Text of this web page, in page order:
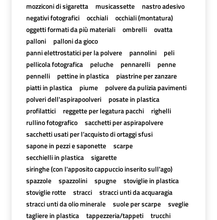
mozziconi di sigaretta
musicassette
nastro adesivo
negativi fotografici
occhiali
occhiali (montatura)
oggetti formati da più materiali
ombrelli
ovatta
palloni
palloni da gioco
panni elettrostatici per la polvere
pannolini
peli
pellicola fotografica
peluche pennarelli
penne
pennelli
pettine in plastica
piastrine per zanzare
piatti in plastica
piume
polvere da pulizia pavimenti
polveri dell'aspirapoolveri
posate in plastica
profilattici
reggette per legatura pacchi
righelli
rullino fotografico
sacchetti per aspirapolvere
sacchetti usati per l’acquisto di ortaggi sfusi
sapone in pezzi e saponette
scarpe
secchielli in plastica
sigarette
siringhe (con l'apposito cappuccio inserito sull'ago)
spazzole
spazzolini spugne
stoviglie in plastica
stoviglie rotte
stracci
stracci unti da acquaragia
stracci unti da olio minerale
suole per scarpe
sveglie
tagliere in plastica
tappezzeria/tappeti trucchi